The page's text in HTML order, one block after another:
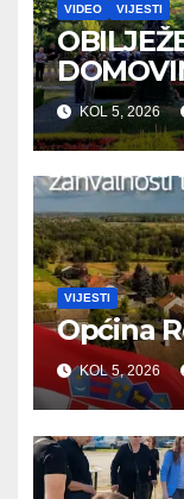
VIDEO VIJESTI
TE DAN
KOL 5, 2026
VIJESTI
Općina
KOL 5, 2026